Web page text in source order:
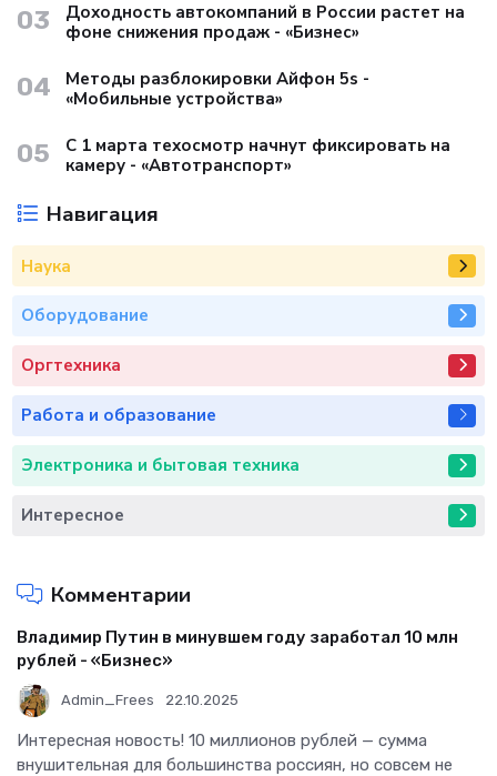
03
Доходность автокомпаний в России растет на
фоне снижения продаж - «Бизнес»
04
Методы разблокировки Айфон 5s -
«Мобильные устройства»
05
С 1 марта техосмотр начнут фиксировать на
камеру - «Автотранспорт»
Навигация
Наука
Оборудование
Оргтехника
Работа и образование
Электроника и бытовая техника
Интересное
Комментарии
Владимир Путин в минувшем году заработал 10 млн
рублей - «Бизнес»
Admin_Frees 22.10.2025
Интересная новость! 10 миллионов рублей — сумма
внушительная для большинства россиян, но совсем не